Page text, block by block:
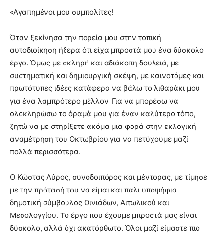
«Αγαπημένοι μου συμπολίτες!
Όταν ξεκίνησα την πορεία μου στην τοπική
αυτοδιοίκηση ήξερα ότι είχα μπροστά μου ένα δύσκολο
έργο. Όμως με σκληρή και αδιάκοπη δουλειά, με
συστηματική και δημιουργική σκέψη, με καινοτόμες και
πρωτότυπες ιδέες κατάφερα να βάλω το λιθαράκι μου
για ένα λαμπρότερο μέλλον. Για να μπορέσω να
ολοκληρώσω το όραμά μου για έναν καλύτερο τόπο,
ζητώ να με στηρίξετε ακόμα μια φορά στην εκλογική
αναμέτρηση του Οκτωβρίου για να πετύχουμε μαζί
πολλά περισσότερα.
Ο Κώστας Λύρος, συνοδοιπόρος και μέντορας, με τίμησε
με την πρότασή του να είμαι και πάλι υποψήφια
δημοτική σύμβουλος Οινιάδων, Αιτωλικού και
Μεσολογγίου. Το έργο που έχουμε μπροστά μας είναι
δύσκολο, αλλά όχι ακατόρθωτο. Όλοι μαζί είμαστε πιο